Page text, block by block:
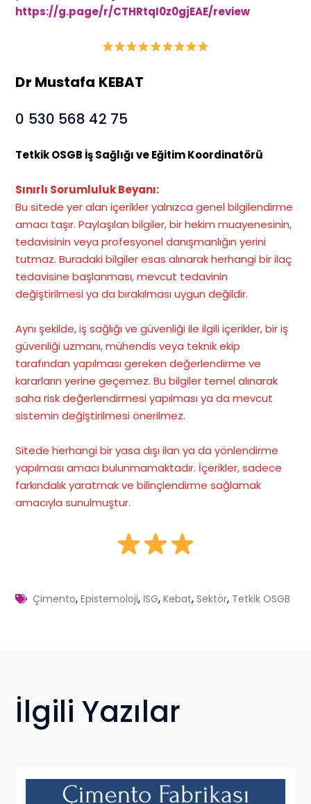
https://g.page/r/CTHRtqI0z0gjEAE/review
Dr Mustafa KEBAT
0 530 568 42 75
Tetkik OSGB İş Sağlığı ve Eğitim Koordinatörü
Sınırlı Sorumluluk Beyanı:
Bu sitede yer alan içerikler yalnızca genel bilgilendirme
amacı taşır. Paylaşılan bilgiler, bir hekim muayenesinin,
tedavisinin veya profesyonel danışmanlığın yerini
tutmaz. Buradaki bilgiler esas alınarak herhangi bir ilaç
tedavisine başlanması, mevcut tedavinin
değiştirilmesi ya da bırakılması uygun değildir.
Aynı şekilde, iş sağlığı ve güvenliği ile ilgili içerikler, bir iş
güvenliği uzmanı, mühendis veya teknik ekip
tarafından yapılması gereken değerlendirme ve
kararların yerine geçemez. Bu bilgiler temel alınarak
saha risk değerlendirmesi yapılması ya da mevcut
sistemin değiştirilmesi önerilmez.
Sitede herhangi bir yasa dışı ilan ya da yönlendirme
yapılması amacı bulunmamaktadır. İçerikler, sadece
farkındalık yaratmak ve bilinçlendirme sağlamak
amacıyla sunulmuştur.
Çimento,Epistemoloji, İSG,Kebat,Sektör, Tetkik OSGB
İlgili Yazılar